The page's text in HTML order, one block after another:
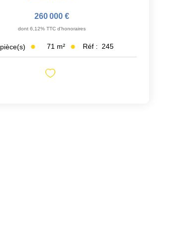
260 000 €
dont 6,12% TTC d'honoraires
pièce(s) 71 m² Réf : 245